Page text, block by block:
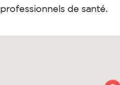
professionnels de santé.